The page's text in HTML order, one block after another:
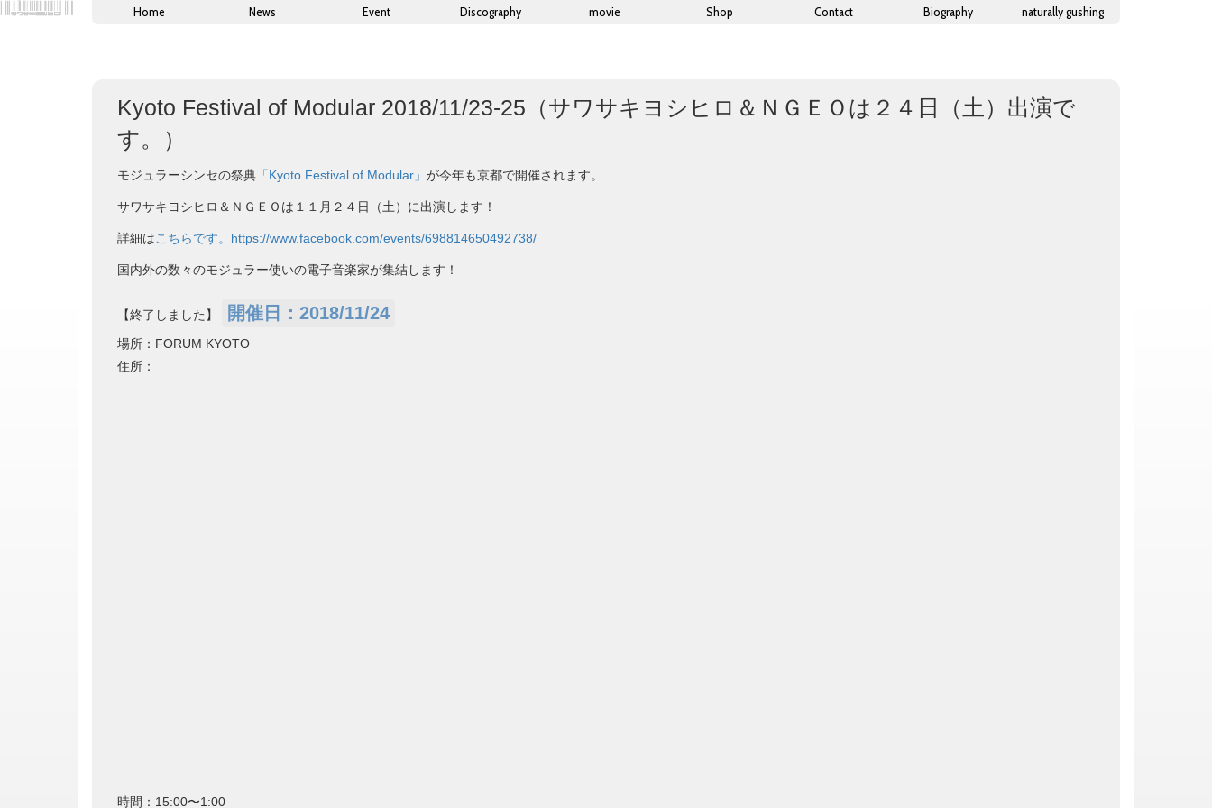
Home News Event Discography movie Shop Contact Biography naturally gushing
Kyoto Festival of Modular 2018/11/23-25（サワサキヨシヒロ＆ＮＧＥＯは２４日（土）出演で
す。）
モジュラーシンセの祭典 「Kyoto Festival of Modular」 が今年も京都で開催されます。
サワサキヨシヒロ＆ＮＧＥＯは１１月２４日（土）に出演します！
詳細はこちらです。https://www.facebook.com/events/698814650492738/
国内外の数々のモジュラー使いの電子音楽家が集結します！
【終了しました】 開催日：2018/11/24
場所：FORUM KYOTO
住所：
時間：15:00〜1:00